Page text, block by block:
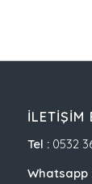
İLETIŞIM
Tel : 0532
Whatsapp